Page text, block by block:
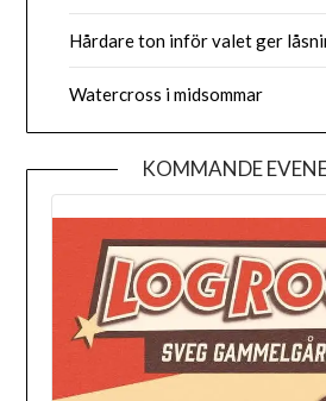
Hårdare ton inför valet ger
Watercross i midsommar
KOMMANDE